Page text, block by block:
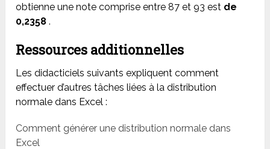
obtienne une note comprise entre 87 et 93 est de
0,2358 .
Ressources additionnelles
Les didacticiels suivants expliquent comment
effectuer d’autres tâches liées à la distribution
normale dans Excel :
Comment générer une distribution normale dans
Excel